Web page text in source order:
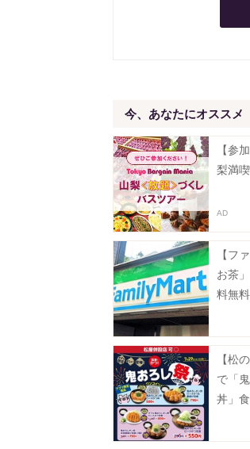
今、あなたにオススメ
【参
梨満
【フ
お茶
料無
【松
で「
丼」